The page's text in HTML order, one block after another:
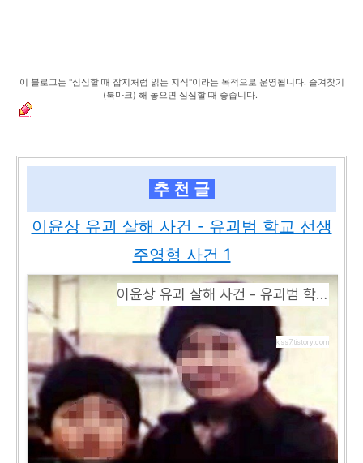
이 블로그는 "심심할 때 잡지처럼 읽는 지식"이라는 목적으로 운영됩니다. 즐겨찾기
(북마크) 해 놓으면 심심할 때 좋습니다.
추 천 글
이윤상 유괴 살해 사건 - 유괴범 학교 선생
주영형 사건 1
이윤상 유괴 살해 사건 - 유괴범 학교 선생 주영형 사건 1
kiss7.tistory.com